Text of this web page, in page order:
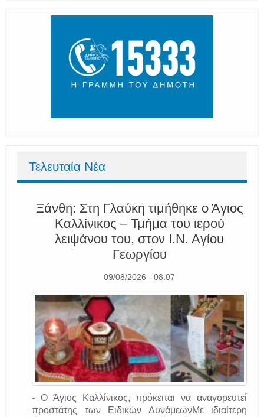
Τελευταία Νέα
Ξάνθη: Στη Γλαύκη τιμήθηκε ο Άγιος
Καλλίνικος – Τμήμα του ιερού
λειψάνου του, στον Ι.Ν. Αγίου
Γεωργίου
09/08/2026 - 08:07
- Ο Άγιος Καλλίνικος, πρόκειται να αναγορευτεί
προστάτης των Ειδικών ΔυνάμεωνΜε ιδιαίτερη